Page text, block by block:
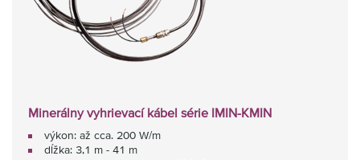
Minerálny vyhrievací kábel série IMIN-KMIN
výkon: až cca. 200 W/m
dĺžka: 3,1 m - 41 m